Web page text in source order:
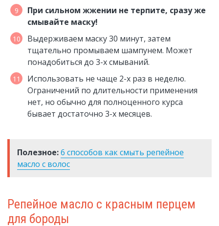
При сильном жжении не терпите, сразу же
смывайте маску!
Выдерживаем маску 30 минут, затем
тщательно промываем шампунем. Может
понадобиться до 3-х смываний.
Использовать не чаще 2-х раз в неделю.
Ограничений по длительности применения
нет, но обычно для полноценного курса
бывает достаточно 3-х месяцев.
Полезное:6 способов как смыть репейное
масло с волос
Репейное масло с красным перцем
для бороды